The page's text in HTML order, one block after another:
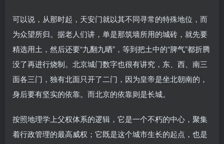
可以说，从那时起，天安门就以其不同寻常的特殊地位，而
为众望所归。据老人们讲，单是那筑墙所用的城砖，就先要
精选用土，然后还要“九翻九晒”，等到把土中的“脾气”都折腾
没了再进行烧制。北京城门数字也很有讲究，东、西、南三
面各三门，独有北面只开了二门，因为皇帝是坐北朝南的，
身后要有坚实的依靠。而北京的依靠则是长城。
按照地理学上父权体系的逻辑，它是一个不朽的中心，聚集
着行政管理的最高威权；它既是这个城市生长的起点，也是